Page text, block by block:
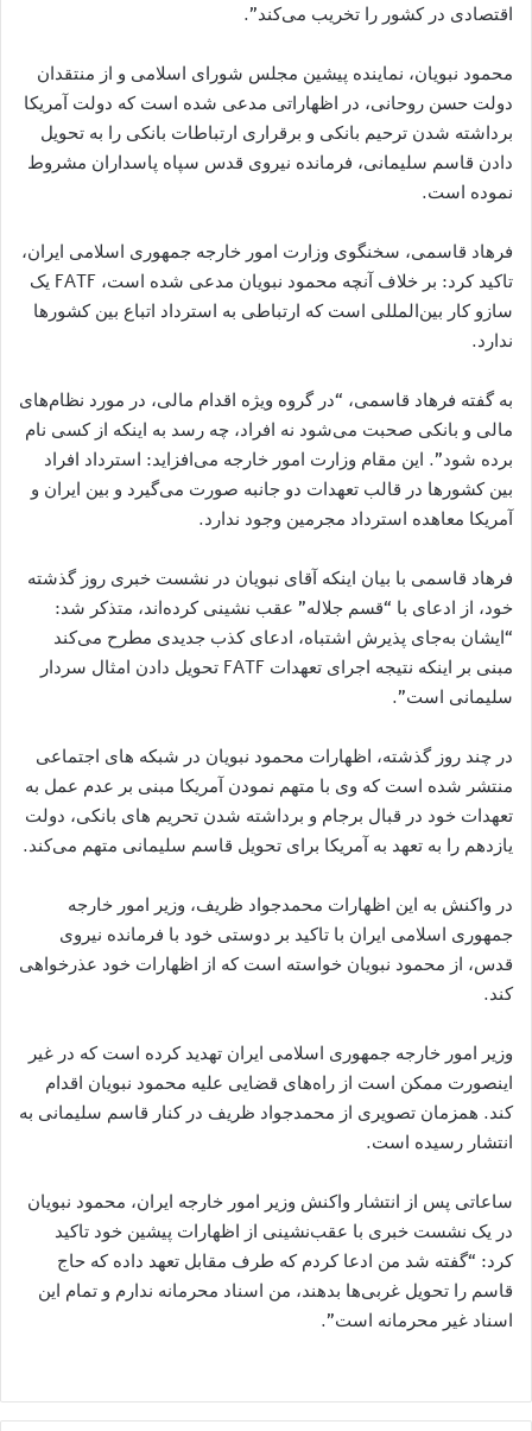
اقتصادی در کشور را تخریب می‌کند”.
محمود نبویان، نماینده پیشین مجلس شورای اسلامی و از منتقدان
دولت حسن روحانی، در اظهاراتی مدعی شده است که دولت آمریکا
برداشته شدن ترحیم بانکی و برقراری ارتباطات بانکی را به تحویل
دادن قاسم سلیمانی، فرمانده نیروی قدس سپاه پاسداران مشروط
نموده است.
فرهاد قاسمی، سخنگوی وزارت امور خارجه جمهوری اسلامی ایران،
تاکید کرد: بر خلاف آنچه محمود نبویان مدعی شده است، FATF یک
سازو کار بین‌المللی است که ارتباطی به استرداد اتباع بین کشورها
ندارد.
به گفته فرهاد قاسمی، “در گروه ویژه اقدام مالی، در مورد نظام‌های
مالی و بانکی صحبت می‌شود نه افراد، چه رسد به اینکه از کسی نام
برده شود”. این مقام وزارت امور خارجه می‌افزاید: استرداد افراد
بین کشورها در قالب تعهدات دو جانبه صورت می‌گیرد و بین ایران و
آمریکا معاهده استرداد مجرمین وجود ندارد.
فرهاد قاسمی با بیان اینکه آقای نبویان در نشست خبری روز گذشته
خود، از ادعای با “قسم جلاله” عقب نشینی کرده‌اند، متذکر شد:
“ایشان به‌جای پذیرش اشتباه، ادعای کذب جدیدی مطرح می‌کند
مبنی بر اینکه نتیجه اجرای تعهدات FATF تحویل دادن امثال سردار
سلیمانی است”.
در چند روز گذشته، اظهارات محمود نبویان در شبکه های اجتماعی
منتشر شده است که وی با متهم نمودن آمریکا مبنی بر عدم عمل به
تعهدات خود در قبال برجام و برداشته شدن تحریم های بانکی، دولت
یازدهم را به تعهد به آمریکا برای تحویل قاسم سلیمانی متهم می‌کند.
در واکنش به این اظهارات محمدجواد ظریف، وزیر امور خارجه
جمهوری اسلامی ایران با تاکید بر دوستی خود با فرمانده نیروی
قدس، از محمود نبویان خواسته است که از اظهارات خود عذرخواهی
کند.
وزیر امور خارجه جمهوری اسلامی ایران تهدید کرده است که در غیر
اینصورت ممکن است از راه‌های قضایی علیه محمود نبویان اقدام
کند. همزمان تصویری از محمدجواد ظریف در کنار قاسم سلیمانی به
انتشار رسیده است.
ساعاتی پس از انتشار واکنش وزیر امور خارجه ایران، محمود نبویان
در یک نشست خبری با عقب‌نشینی از اظهارات پیشین خود تاکید
کرد: “گفته شد من ادعا کردم که طرف مقابل تعهد داده که حاج
قاسم را تحویل غربی‌ها بدهند، من اسناد محرمانه ندارم و تمام این
اسناد غیر محرمانه است”.